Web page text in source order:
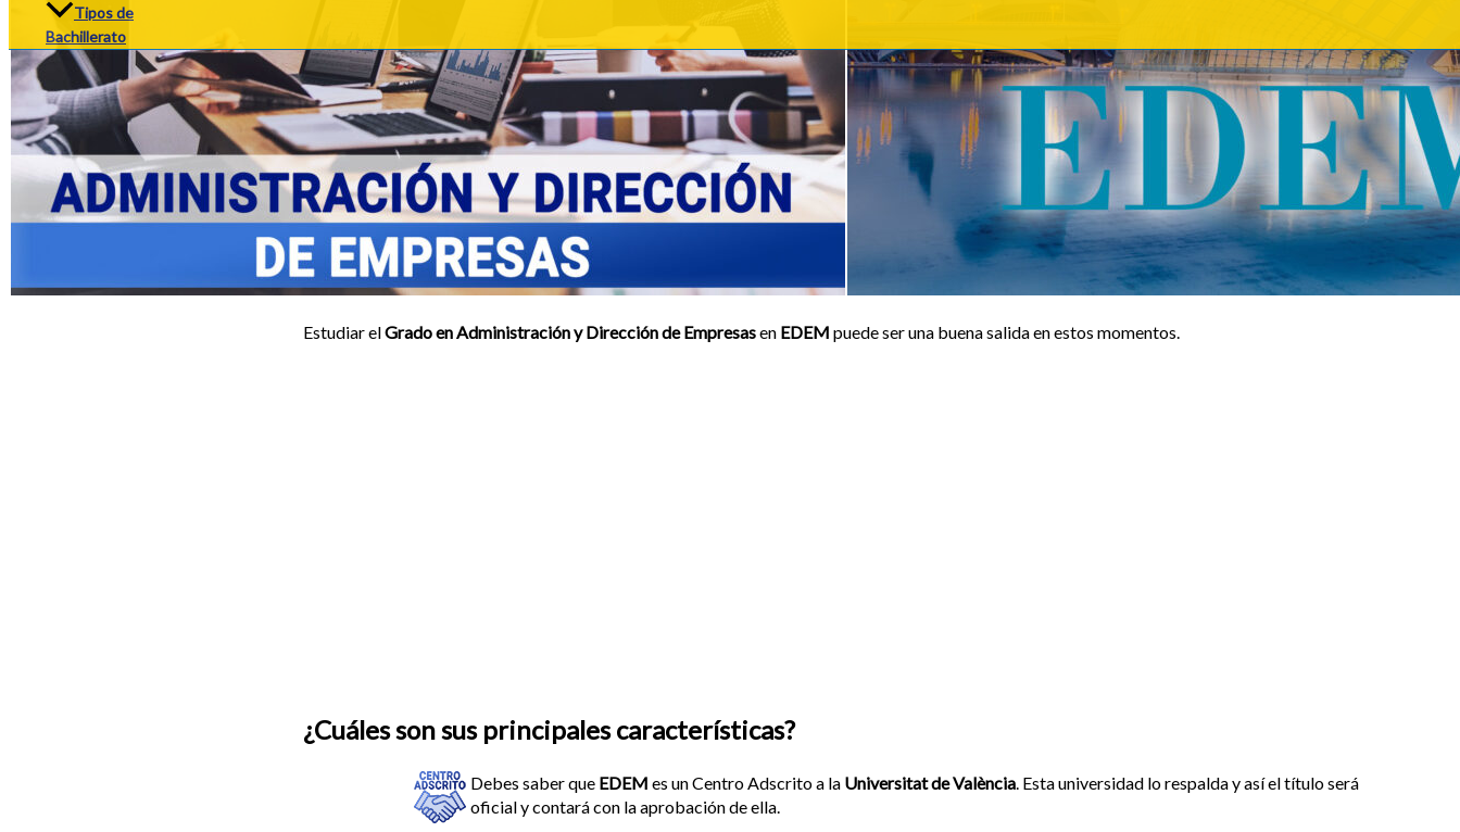
Tipos de
Bachillerato
Estudiar elGrado en Administración y Dirección de Empresasen EDEM puede ser una buena salida en estos momentos.
¿Cuáles son sus principales características?
Debes saber que EDEM es un Centro Adscrito a la Universitat de València . Esta universidad lo respalda y así el título será
oficial y contará con la aprobación de ella.